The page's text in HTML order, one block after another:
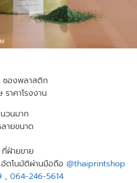
ซองพลาสติก
ราคาโรงงาน
วนมาก
ายขนาด
ฝ่ายขาย
อัตโนมัติผ่านมือถือ @thaiprintshop
, 064-246-5614